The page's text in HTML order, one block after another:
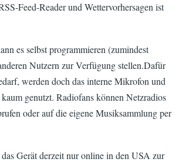
Feed-Reader und Wettervorhersagen ist
es selbst programmieren (zumindest
Nutzern zur Verfügung stellen.Dafür
werden doch das interne Mikrofon und
genutzt. Radiofans können Netzradios
oder auf die eigene Musiksammlung per
Gerät derzeit nur online in den USA zur